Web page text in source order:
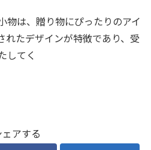
物は、贈り物にぴったりのアイ
れたデザインが特徴であり、受
してく
ェアする